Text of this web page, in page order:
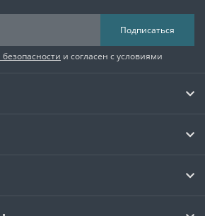
Подписаться
и согласен с условиями